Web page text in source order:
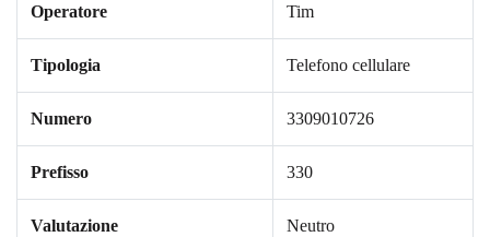
Operatore Tim
Tipologia Telefono cellulare
Numero 3309010726
Prefisso 330
Valutazione Neutro